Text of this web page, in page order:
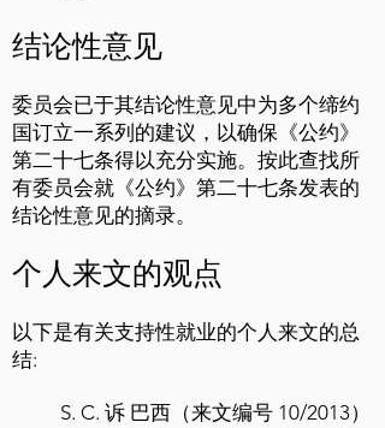
结论性意见
委员会已于其结论性意见中为多个缔约
国订立一系列的建议，以确保《公约》
第二十七条得以充分实施。按此查找所
有委员会就《公约》第二十七条发表的
结论性意见的摘录。
个人来文的观点
以下是有关支持性就业的个人来文的总
结:
S. C. 诉 巴西（来文编号 10/2013）